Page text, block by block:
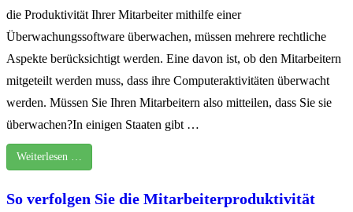
die Produktivität Ihrer Mitarbeiter mithilfe einer
Überwachungssoftware überwachen, müssen mehrere rechtliche
Aspekte berücksichtigt werden. Eine davon ist, ob den Mitarbeitern
mitgeteilt werden muss, dass ihre Computeraktivitäten überwacht
werden. Müssen Sie Ihren Mitarbeitern also mitteilen, dass Sie sie
überwachen?In einigen Staaten gibt …
Weiterlesen …
So verfolgen Sie die Mitarbeiterproduktivität